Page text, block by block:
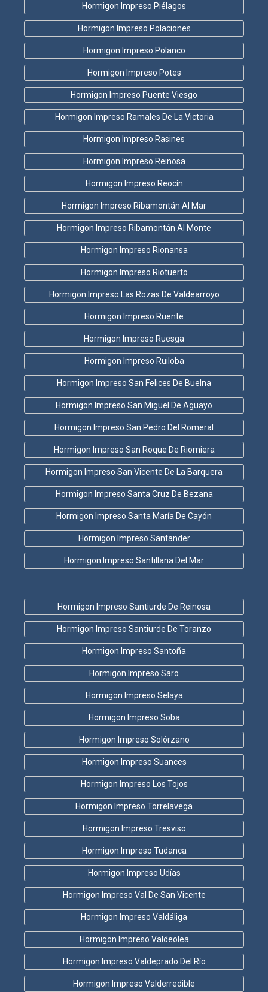
Hormigon Impreso Piélagos
Hormigon Impreso Polaciones
Hormigon Impreso Polanco
Hormigon Impreso Potes
Hormigon Impreso Puente Viesgo
Hormigon Impreso Ramales De La Victoria
Hormigon Impreso Rasines
Hormigon Impreso Reinosa
Hormigon Impreso Reocín
Hormigon Impreso Ribamontán Al Mar
Hormigon Impreso Ribamontán Al Monte
Hormigon Impreso Rionansa
Hormigon Impreso Riotuerto
Hormigon Impreso Las Rozas De Valdearroyo
Hormigon Impreso Ruente
Hormigon Impreso Ruesga
Hormigon Impreso Ruiloba
Hormigon Impreso San Felices De Buelna
Hormigon Impreso San Miguel De Aguayo
Hormigon Impreso San Pedro Del Romeral
Hormigon Impreso San Roque De Riomiera
Hormigon Impreso San Vicente De La Barquera
Hormigon Impreso Santa Cruz De Bezana
Hormigon Impreso Santa María De Cayón
Hormigon Impreso Santander
Hormigon Impreso Santillana Del Mar
Hormigon Impreso Santiurde De Reinosa
Hormigon Impreso Santiurde De Toranzo
Hormigon Impreso Santoña
Hormigon Impreso Saro
Hormigon Impreso Selaya
Hormigon Impreso Soba
Hormigon Impreso Solórzano
Hormigon Impreso Suances
Hormigon Impreso Los Tojos
Hormigon Impreso Torrelavega
Hormigon Impreso Tresviso
Hormigon Impreso Tudanca
Hormigon Impreso Udías
Hormigon Impreso Val De San Vicente
Hormigon Impreso Valdáliga
Hormigon Impreso Valdeolea
Hormigon Impreso Valdeprado Del Río
Hormigon Impreso Valderredible